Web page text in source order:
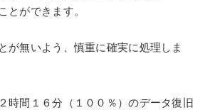
とができます。
が無いよう、慎重に確実に処理しま
時間１６分（１００％）のデータ復旧